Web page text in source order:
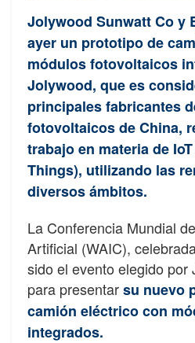
Jolywood Sunwatt Co y
ayer un prototipo de
módulos fotovoltaicos
Jolywood, que es
principales fabricantes
fotovoltaicos de China,
trabajo en materia de
Things), utilizando las
diversos ámbitos.
La Conferencia Mundial
Artificial (WAIC),
sido el evento elegido por
para presentarsu nuevo
camión eléctrico con
integrados.